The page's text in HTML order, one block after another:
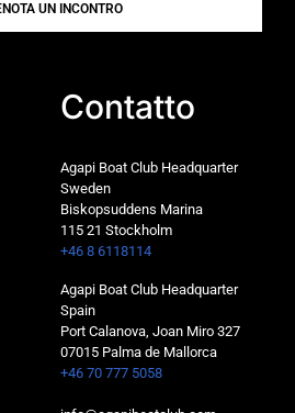
UN INCONTRO
Contatto
Agapi Boat Club Headquarter
Sweden
Biskopsuddens Marina
115 21 Stockholm
+46 8 6118114
Agapi Boat Club Headquarter
Spain
Port Calanova, Joan Miro 327
07015 Palma de Mallorca
+46 70 777 5058